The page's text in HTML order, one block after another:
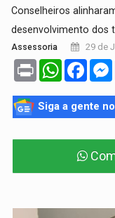
Conselheiros
desenvolvimento dos
Assessoria 29 de
Print WhatsApp
Siga a gente